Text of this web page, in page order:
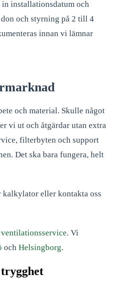
installationsdatum och
och styrning på 2 till 4
innan vi lämnar
och material. Skulle något
vi ut och åtgärdar utan extra
filterbyten och support
Det ska bara fungera, helt
eller kontakta oss
ventilationsservice. Vi
och Helsingborg.